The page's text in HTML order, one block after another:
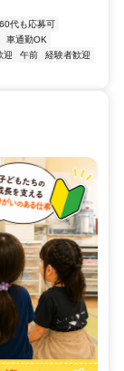
60代も応募可
車通勤OK
迎 午前
経験者歓迎